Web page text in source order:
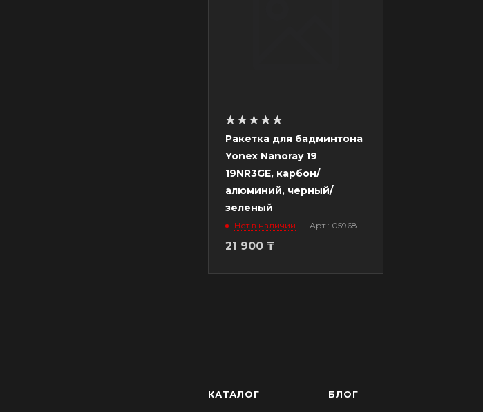
Ракетка для бадминтона
Yonex Nanoray 19
19NR3GE, карбон/
алюминий, черный/
зеленый
Нет в наличии Арт.: 05968
21 900 ₸
КАТАЛОГ БЛОГ